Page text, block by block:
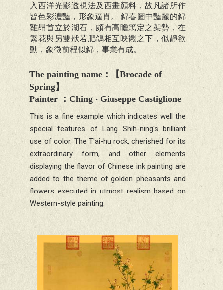
入西洋光影透視法及西畫顏料，故凡諸所作
皆色彩濃豔，形象逼肖。 錦春圖中豔麗的錦
雞昂首立於湖石，頗有高瞻篤定之架勢，在
繁花與另雙狀若肥鴿相互映襯之下，似靜欲
動，象徵前程似錦，事業有成。
The painting name ：【Brocade of
Spring】
Painter
： Ching ‧ Giuseppe Castiglione
This is a fine example which indicates well the
special features of Lang Shih-ning's brilliant
use of color. The T'ai-hu rock, cherished for its
extraordinary form, and other elements
displaying the flavor of Chinese ink painting are
added to the theme of golden pheasants and
flowers executed in utmost realism based on
Western-style painting.